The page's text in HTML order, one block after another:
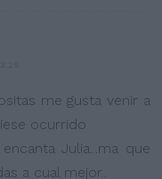
me gusta venir a
ocurrido
Julia...ma que
a cual mejor..